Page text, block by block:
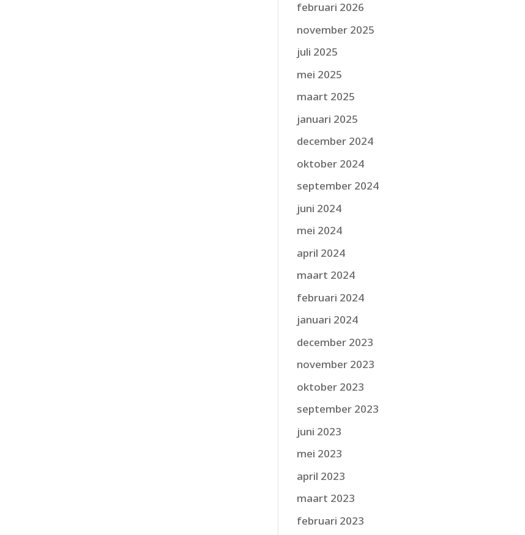
februari 2026
november 2025
juli 2025
mei 2025
maart 2025
januari 2025
december 2024
oktober 2024
september 2024
juni 2024
mei 2024
april 2024
maart 2024
februari 2024
januari 2024
december 2023
november 2023
oktober 2023
september 2023
juni 2023
mei 2023
april 2023
maart 2023
februari 2023